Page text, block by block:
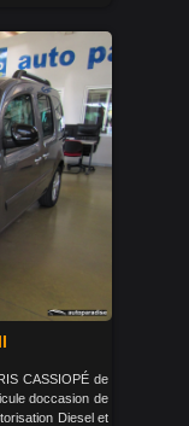
CASSIOPÉ de
doccasion de
Diesel et